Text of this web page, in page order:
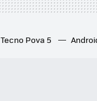
Tecno Pova 5